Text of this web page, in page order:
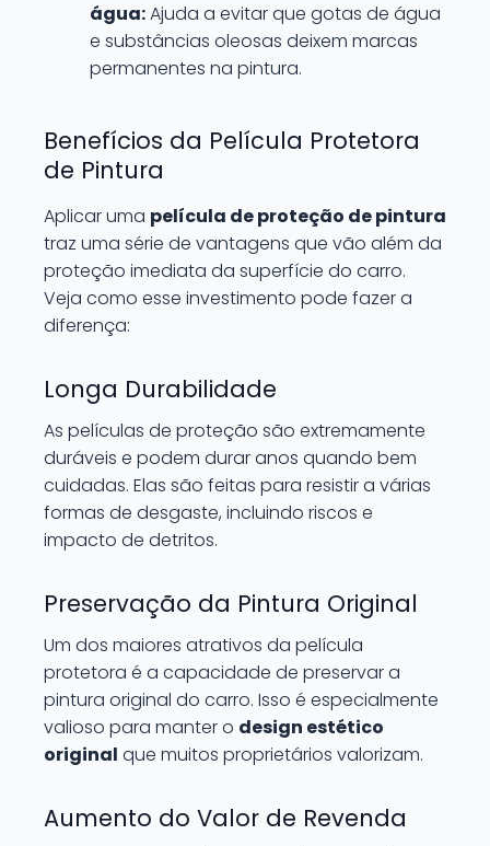
água:Ajuda a evitar que gotas de água
e substâncias oleosas deixem marcas
permanentes na pintura.
Benefícios da Película Protetora
de Pintura
Aplicar uma película de proteção de pintura
traz uma série de vantagens que vão além da
proteção imediata da superfície do carro.
Veja como esse investimento pode fazer a
diferença:
Longa Durabilidade
As películas de proteção são extremamente
duráveis e podem durar anos quando bem
cuidadas. Elas são feitas para resistir a várias
formas de desgaste, incluindo riscos e
impacto de detritos.
Preservação da Pintura Original
Um dos maiores atrativos da película
protetora é a capacidade de preservar a
pintura original do carro. Isso é especialmente
valioso para manter o design estético
original que muitos proprietários valorizam.
Aumento do Valor de Revenda